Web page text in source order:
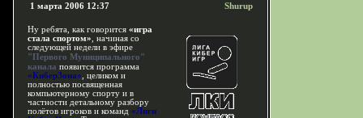
1 марта 2006 12:37 Shurup
Ну ребята, как говорится «игра
стала спортом» , начиная со
следующей недели в эфире
"Первого Муниципального"
канала появится программа
«КиберЗона» , целиком и
полностью посвященная
компьютерному спорту и в
частности детальному разбору
полётов игроков и команд «Лиги